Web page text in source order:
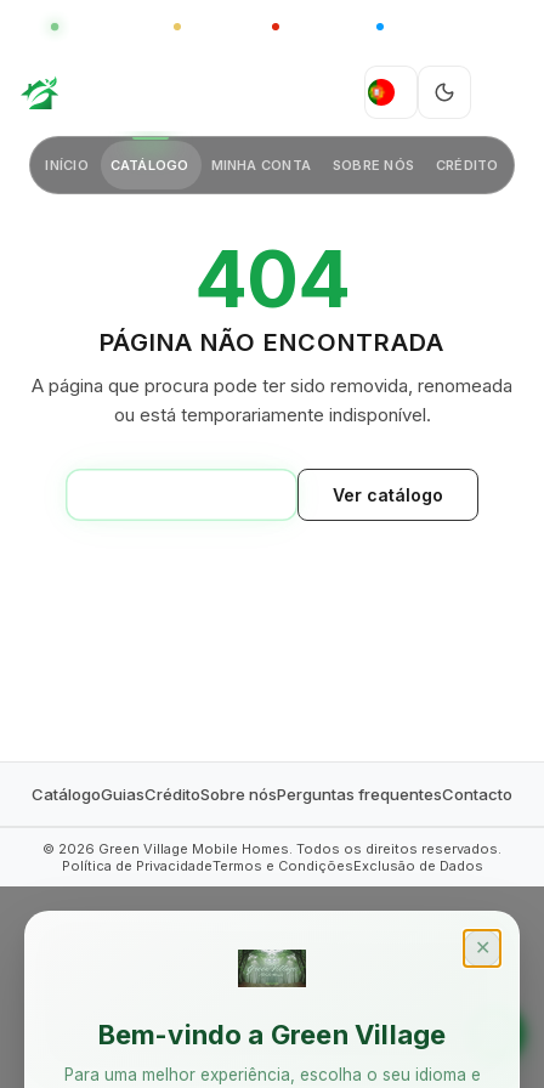
GLOBAL CHINA
PT
INÍCIO CATÁLOGO MINHA CONTA SOBRE NÓS CRÉDITO
404
PÁGINA NÃO ENCONTRADA
A página que procura pode ter sido removida, renomeada
ou está temporariamente indisponível.
Ver catálogo
CatálogoGuiasCréditoSobre nósPerguntas frequentesContacto
© 2026 Green Village Mobile Homes. Todos os direitos reservados.
Política de PrivacidadeTermos e CondiçõesExclusão de Dados
✕
Bem-vindo a Green Village
Para uma melhor experiência, escolha o seu idioma e